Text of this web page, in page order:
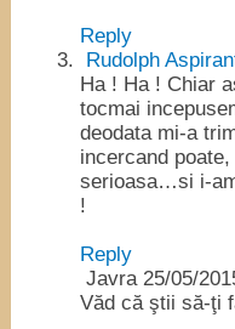
Reply
Rudolph
Ha ! Ha ! Chiar
tocmai
deodata mi-a
incercand
serioasa…si i-
!
Reply
Javra 25/05/
Văd că ştii să-ţi